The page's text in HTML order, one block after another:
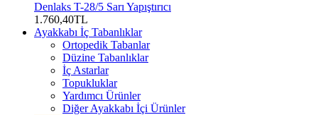
Denlaks T-28/5 Sarı Yapıştırıcı
1.760,40TL
Ayakkabı İç Tabanlıklar
Ortopedik Tabanlar
Düzine Tabanlıklar
İç Astarlar
Topukluklar
Yardımcı Ürünler
Diğer Ayakkabı İçi Ürünler